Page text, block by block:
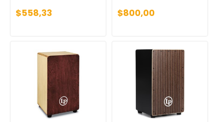
$558,33 $800,00